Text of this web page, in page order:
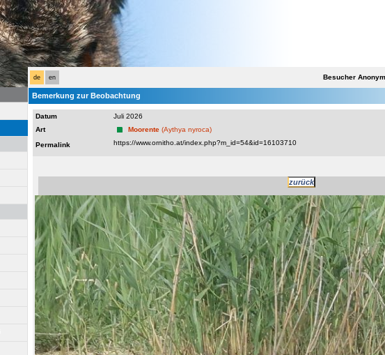
de en Besucher Anonym
Bemerkung zur Beobachtung
Datum
Juli 2026
Art
Moorente (Aythya nyroca)
Permalink